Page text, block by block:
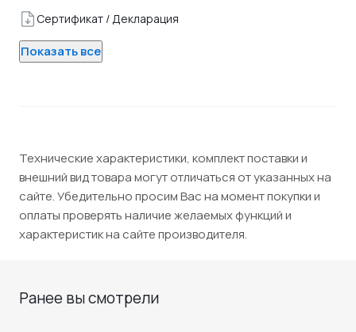
Сертификат / Декларация
Показать все
Технические характеристики, комплект поставки и
внешний вид товара могут отличаться от указанных на
сайте. Убедительно просим Вас на момент покупки и
оплаты проверять наличие желаемых функций и
характеристик на сайте производителя.
Ранее вы смотрели